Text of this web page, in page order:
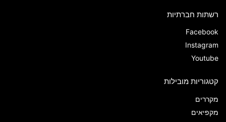
רשתות חברתיות
Facebook
Instagram
Youtube
קטגוריות מובילות
מקררים
מקפיאים